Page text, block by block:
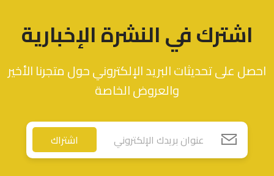
اشترك في النشرة الإخبارية
احصل على تحديثات البريد الإلكتروني حول متجرنا الأخير
والعروض الخاصة
اشتراك